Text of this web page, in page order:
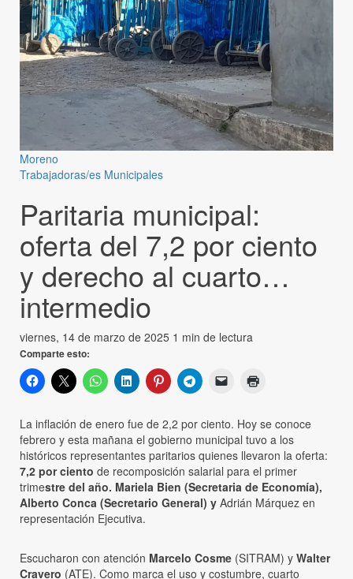
Moreno
Trabajadoras/es Municipales
Paritaria municipal:
oferta del 7,2 por ciento
y derecho al cuarto…
intermedio
viernes, 14 de marzo de 2025 1 min de lectura
Comparte esto:
La inflación de enero fue de 2,2 por ciento. Hoy se conoce
febrero y esta mañana el gobierno municipal tuvo a los
históricos representantes paritarios quienes llevaron la oferta:
7,2 por ciento de recomposición salarial para el primer
trimestre del año. Mariela Bien (Secretaria de Economía),
Alberto Conca (Secretario General) y Adrián Márquez en
representación Ejecutiva.
Escucharon con atención Marcelo Cosme (SITRAM) y Walter
Cravero (ATE). Como marca el uso y costumbre, cuarto